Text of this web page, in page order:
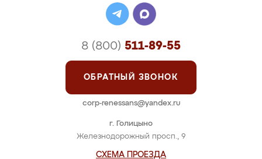
г. Голицыно
Железнодорожный просп., 9
СХЕМА ПРОЕЗДА
8 (800) 511-89-55
ОБРАТНЫЙ ЗВОНОК
corp-renessans@yandex.ru